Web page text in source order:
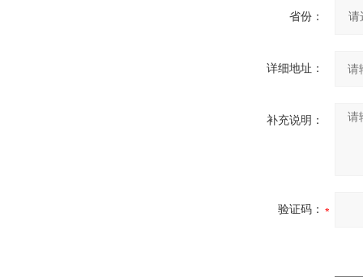
省份：
详细地址：
补充说明：
验证码：